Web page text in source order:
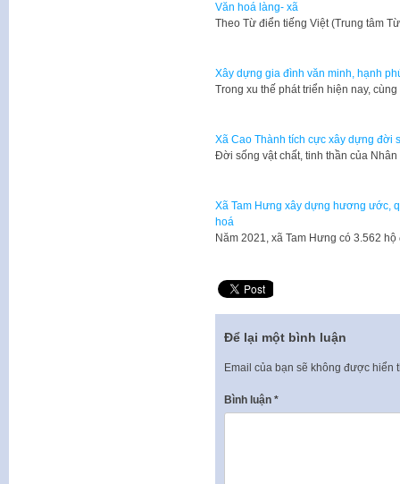
Văn hoá làng- xã
​Theo Từ điển tiếng Việt (Trung tâm
Xây dựng gia đình văn minh, hạnh
Trong xu thế phát triển hiện nay,
Xã Cao Thành tích cực xây dựng đời
Đời sống vật chất, tinh thần của
Xã Tam Hưng xây dựng hương ước,
hoá
Năm 2021, xã Tam Hưng có 3.562
Để lại một bình luận
Email của bạn sẽ không được hiển
Bình luận *